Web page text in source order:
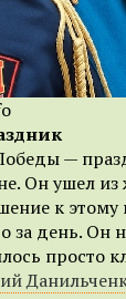
—
Он ушел
к
за день. Он
просто